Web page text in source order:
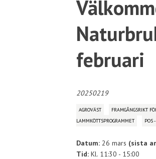
februari
20250219
AGROVÄST FRAMGÅNGSRIKT
LAMMKÖTTSPROGRAMMET
POS
Datum: 26 mars (sista
Tid: Kl. 11:30 - 15:00